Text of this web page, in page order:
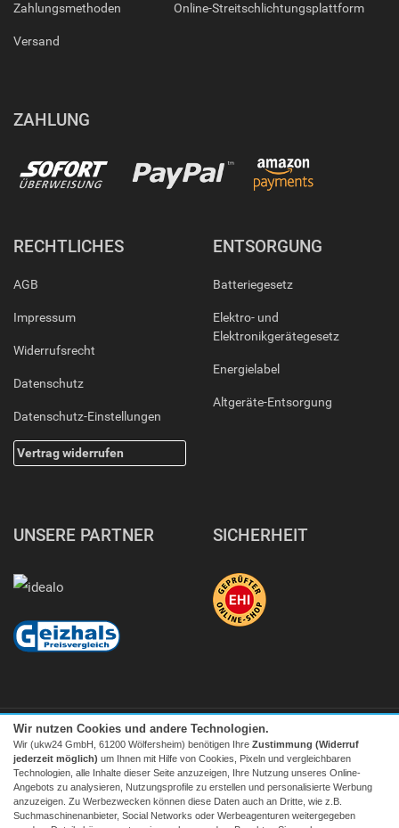
Zahlungsmethoden
Versand
Online-Streitschlichtungsplattform
ZAHLUNG
RECHTLICHES
AGB
Impressum
Widerrufsrecht
Datenschutz
Datenschutz-Einstellungen
Vertrag widerrufen
ENTSORGUNG
Batteriegesetz
Elektro- und
Elektronikgerätegesetz
Energielabel
Altgeräte-Entsorgung
UNSERE PARTNER SICHERHEIT
Facebook| twitter
© 2026 Tecedo
Wir nutzen Cookies und andere Technologien.
Wir (ukw24 GmbH, 61200 Wölfersheim) benötigen Ihre Zustimmung (Widerruf
jederzeit möglich) um Ihnen mit Hilfe von Cookies, Pixeln und vergleichbaren
Technologien, alle Inhalte dieser Seite anzuzeigen, Ihre Nutzung unseres Online-
Angebots zu analysieren, Nutzungsprofile zu erstellen und personalisierte Werbung
anzuzeigen. Zu Werbezwecken können diese Daten auch an Dritte, wie z.B.
Suchmaschinenanbieter, Social Networks oder Werbeagenturen weitergegeben